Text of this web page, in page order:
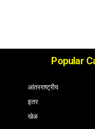
Popular
आंतरराष्ट्रीय
इतर
खेळ